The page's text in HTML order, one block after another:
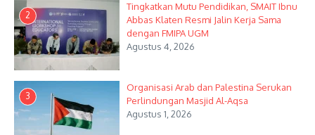
2
Tingkatkan Mutu Pendidikan, SMAIT Ibnu
Abbas Klaten Resmi Jalin Kerja Sama
dengan FMIPA UGM
Agustus 4, 2026
3
Organisasi Arab dan Palestina Serukan
Perlindungan Masjid Al-Aqsa
Agustus 1, 2026